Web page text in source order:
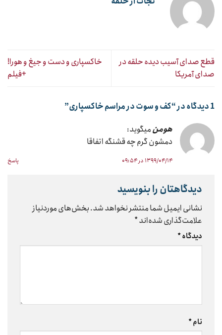
قطع صدای آسیب دیده حلقه در
صدای آمریکا
خاکسپاری و دست و جیغ و هورا!
+فیلم
1 دیدگاه در “ کف و سوت در مراسم خاکسپاری”
هومنمیگوید:
دمشون گرم چه قشنگه اتفاقا
۱۳۹۹/۰۴/۱۴ در ۰۹:۵۴ پاسخ
دیدگاهتان را بنویسید
نشانی ایمیل شما منتشر نخواهد شد.بخش‌های موردنیاز
علامت‌گذاری شده‌اند*
دیدگاه*
نام*